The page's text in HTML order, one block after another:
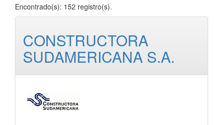
Encontrado(s): 152 registro(s).
CONSTRUCTORA
SUDAMERICANA S.A.